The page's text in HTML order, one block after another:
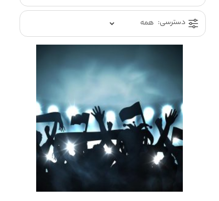
دسترسی: